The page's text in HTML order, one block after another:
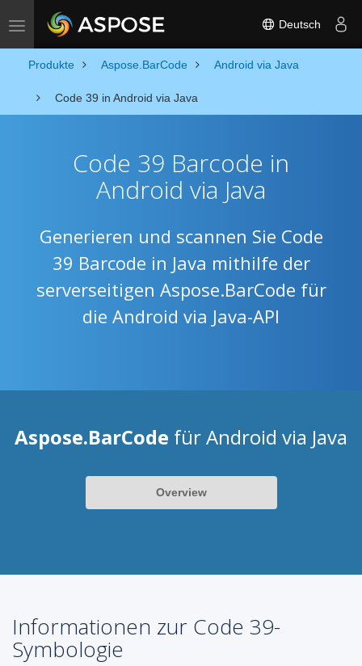
Toggle navigation Deutsch
Produkte Aspose.BarCode Android via Java
Code 39 in Android via Java
Code 39 Barcode in
Android via Java
Generieren und scannen Sie Code
39 Barcode in Java mithilfe der
serverseitigen Aspose.BarCode für
die Android via Java-API
Aspose.BarCode für Android via Java
Overview
Informationen zur Code 39-
Symbologie